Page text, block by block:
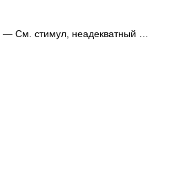
— См. стимул, неадекватный …